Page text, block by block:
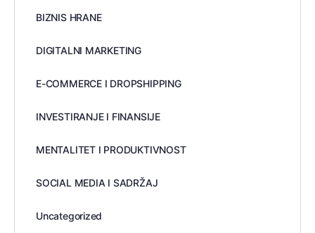
BIZNIS HRANE
DIGITALNI MARKETING
E-COMMERCE I DROPSHIPPING
INVESTIRANJE I FINANSIJE
MENTALITET I PRODUKTIVNOST
SOCIAL MEDIA I SADRŽAJ
Uncategorized